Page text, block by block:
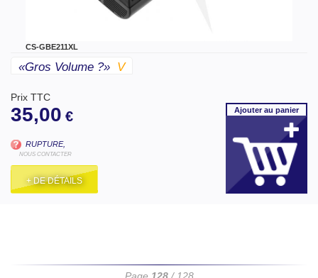
CS-GBE211XL
«gros Volume ?» V
Prix TTC
35,00 €
RUPTURE,
NOUS CONTACTER
+ DE DÉTAILS
Ajouterau panier
Page 128/ 128